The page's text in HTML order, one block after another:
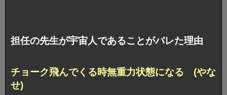
担任の先生が宇宙人であることがバレた理由
チョーク飛んでくる時無重力状態になる (やな
せ)